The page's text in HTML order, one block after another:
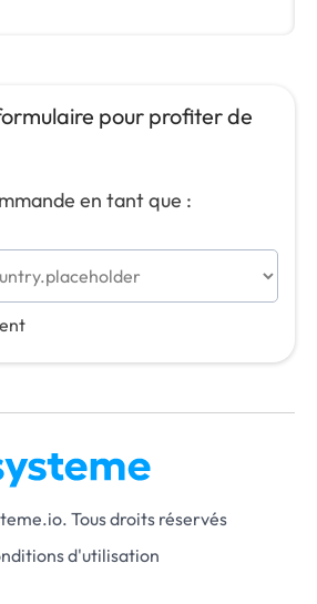
pour profiter de
en tant que :
Tous droits réservés
d'utilisation